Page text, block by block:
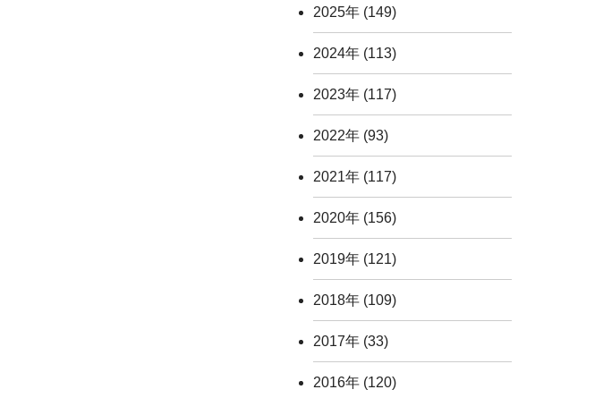
2025年(149)
2024年(113)
2023年(117)
2022年(93)
2021年(117)
2020年(156)
2019年(121)
2018年(109)
2017年(33)
2016年(120)